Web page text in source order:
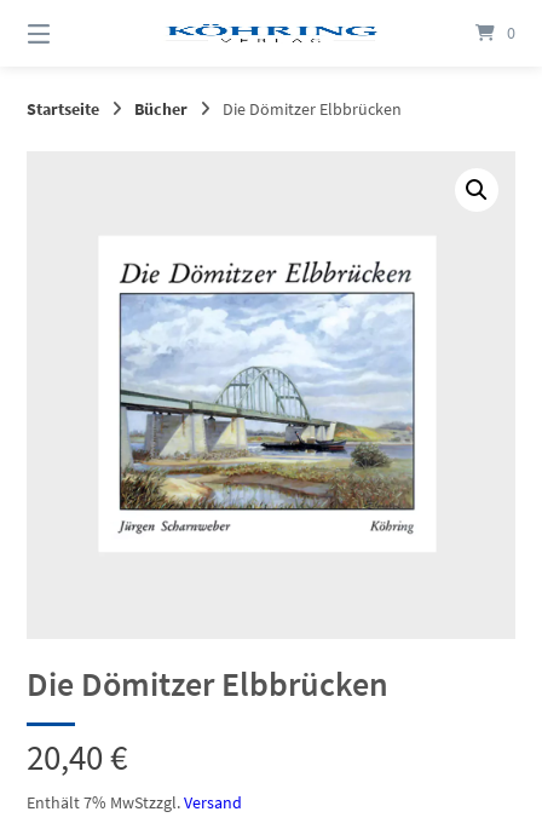
0
Startseite Bücher Die Dömitzer Elbbrücken
Die Dömitzer Elbbrücken
20,40€
Enthält 7% MwStzzgl.Versand